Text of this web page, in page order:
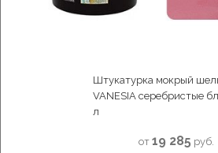
Штукатурка мокрый
VANESIA серебристые
л
от 19 285 руб.